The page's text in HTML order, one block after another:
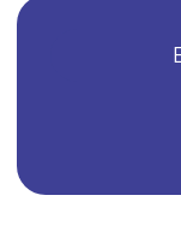
Borrachas
Borrachas
Diafragma de
Empresa de